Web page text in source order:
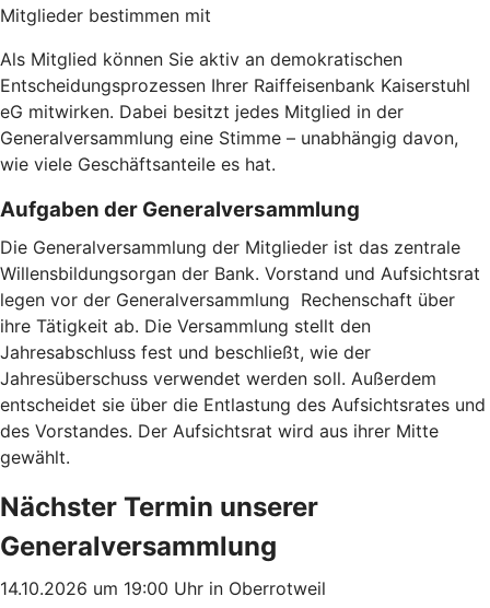
Mitglieder bestimmen mit
Als Mitglied können Sie aktiv an demokratischen
Entscheidungsprozessen Ihrer Raiffeisenbank Kaiserstuhl
eG mitwirken. Dabei besitzt jedes Mitglied in der
Generalversammlung eine Stimme – unabhängig davon,
wie viele Geschäftsanteile es hat.
Aufgaben der Generalversammlung
Die Generalversammlung der Mitglieder ist das zentrale
Willensbildungsorgan der Bank. Vorstand und Aufsichtsrat
legen vor der Generalversammlung Rechenschaft über
ihre Tätigkeit ab. Die Versammlung stellt den
Jahresabschluss fest und beschließt, wie der
Jahresüberschuss verwendet werden soll. Außerdem
entscheidet sie über die Entlastung des Aufsichtsrates und
des Vorstandes. Der Aufsichtsrat wird aus ihrer Mitte
gewählt.
Nächster Termin unserer
Generalversammlung
14.10.2026 um 19:00 Uhr in Oberrotweil